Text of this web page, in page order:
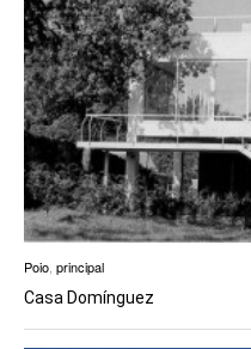
Poio principal
Casa Domínguez